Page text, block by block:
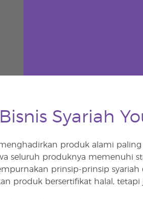
Syariah
produk alami
seluruh produknya memenuhi
prinsip-prinsip syariah
produk bersertifikat halal,